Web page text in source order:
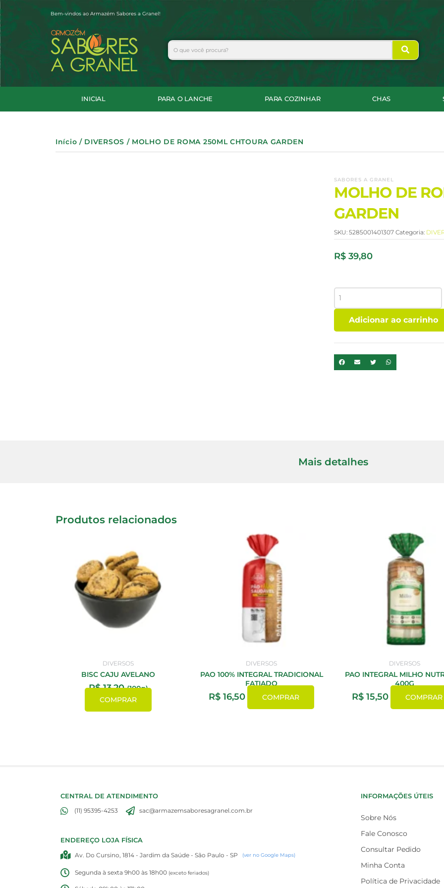
para
o
conteúdo
Bem-vindos ao Armazém Sabores a Granel!
Search
INICIAL PARA O LANCHE PARA COZINHAR CHAS
Início / DIVERSOS / MOLHO DE ROMA 250ML CHTOURA GARDEN
SABORES A GRANEL
MOLHO DE
GARDEN
SKU: 5285001401307 Categoria:
R$39,80
ROMA
quantidade
Adicionar ao carrinho
Mais detalhes
Produtos relacionados
DIVERSOS
BISC CAJU AVELANO
R$13,20 (100g)
COMPRAR
DIVERSOS
PAO 100% INTEGRAL TRADICIONAL
FATIADO
R$ 16,50 COMPRAR
DIVERSOS
PAO INTEGRAL MILHO
400G
R$ 15,50 COMPRAR
CENTRAL DE ATENDIMENTO
(11) 95395-4253 sac@armazemsaboresagranel.com.br
ENDEREÇO LOJA FÍSICA
Av. Do Cursino, 1814 - Jardim da Saúde - São Paulo - SP (ver no Google Maps)
Segunda à sexta 9h00 às 18h00 (exceto feriados)
INFORMAÇÕES ÚTEIS
Sobre Nós
Fale Conosco
Consultar Pedido
Minha Conta
Política de Privacidade